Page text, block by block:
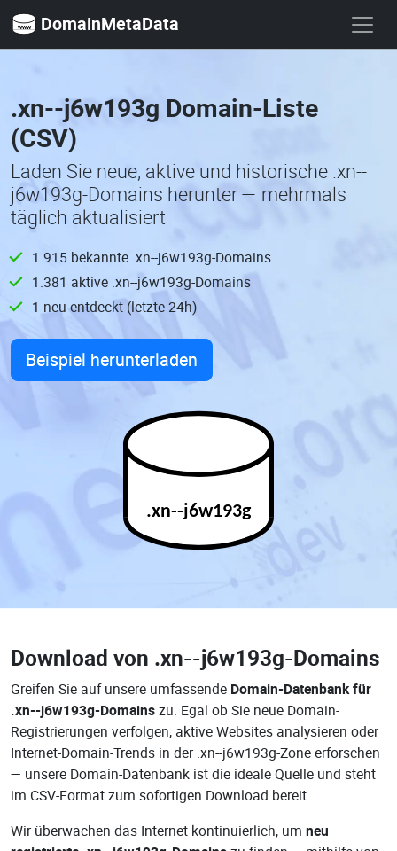
DomainMetaData
.xn--j6w193g Domain-Liste
(CSV)
Laden Sie neue, aktive und historische .xn--
j6w193g-Domains herunter — mehrmals
täglich aktualisiert
1.915 bekannte .xn--j6w193g-Domains
1.381 aktive .xn--j6w193g-Domains
1 neu entdeckt (letzte 24h)
Beispiel herunterladen
.xn--j6w193g
Download von .xn--j6w193g-Domains
Greifen Sie auf unsere umfassende Domain-Datenbank für
.xn--j6w193g-Domainszu. Egal ob Sie neue Domain-
Registrierungen verfolgen, aktive Websites analysieren oder
Internet-Domain-Trends in der .xn--j6w193g-Zone erforschen
— unsere Domain-Datenbank ist die ideale Quelle und steht
im CSV-Format zum sofortigen Download bereit.
Wir überwachen das Internet kontinuierlich, um neu